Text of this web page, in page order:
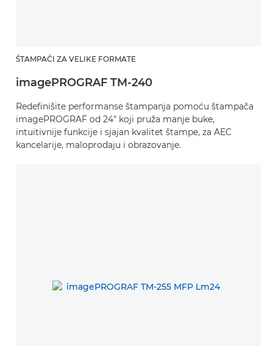
ŠTAMPAČI ZA VELIKE FORMATE
imagePROGRAF TM-240
Redefinišite performanse štampanja pomoću štampača
imagePROGRAF od 24" koji pruža manje buke,
intuitivnije funkcije i sjajan kvalitet štampe, za AEC
kancelarije, maloprodaju i obrazovanje.